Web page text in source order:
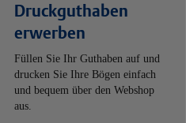
Druckguthaben
erwerben
Füllen Sie Ihr Guthaben auf und
drucken Sie Ihre Bögen einfach
und bequem über den Webshop
aus.